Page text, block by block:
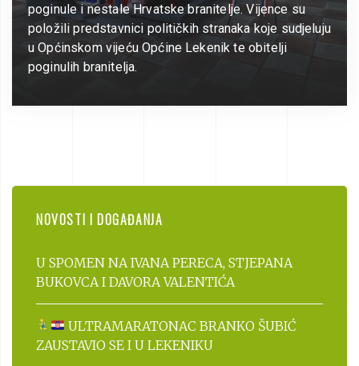
poginule i nestale Hrvatske branitelje. Vijence su
položili predstavnici političkih stranaka koje sudjeluju
u Općinskom vijeću Općine Lekenik te obitelji
poginulih branitelja.
NOVOSTI I DOGAĐANJA
U SPOMEN NA IVANA PERECA, STJEPANA
BUKOVCA I DAVORA VALENTIĆA
ULTRAMARATONAC BRANKO ŠUBIĆ
ZAUSTAVIO SE I U LEKENIKU